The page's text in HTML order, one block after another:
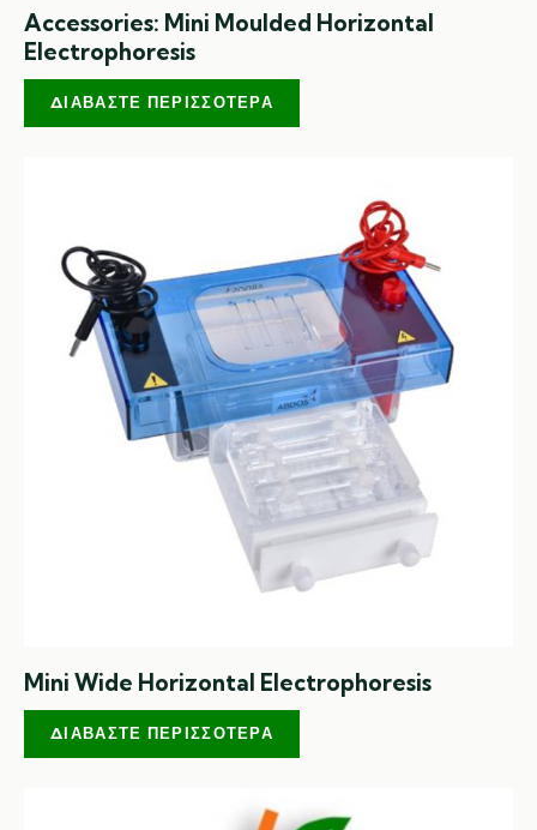
Accessories: Mini Moulded Horizontal
Electrophoresis
ΔΙΑΒΆΣΤΕ ΠΕΡΙΣΣΌΤΕΡΑ
Mini Wide Horizontal Electrophoresis
ΔΙΑΒΆΣΤΕ ΠΕΡΙΣΣΌΤΕΡΑ